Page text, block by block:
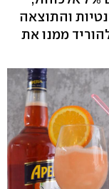
והתוצאה
ממנו את